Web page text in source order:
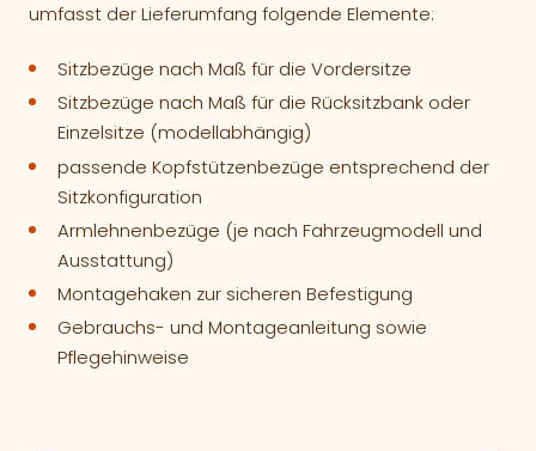
umfasst der Lieferumfang folgende Elemente:
Sitzbezüge nach Maß für die Vordersitze
Sitzbezüge nach Maß für die Rücksitzbank oder
Einzelsitze (modellabhängig)
passende Kopfstützenbezüge entsprechend der
Sitzkonfiguration
Armlehnenbezüge (je nach Fahrzeugmodell und
Ausstattung)
Montagehaken zur sicheren Befestigung
Gebrauchs- und Montageanleitung sowie
Pflegehinweise